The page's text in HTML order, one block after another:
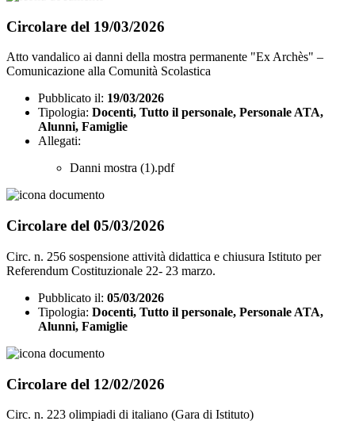
Circolare del 19/03/2026
Atto vandalico ai danni della mostra permanente "Ex Archès" –
Comunicazione alla Comunità Scolastica
Pubblicato il: 19/03/2026
Tipologia: Docenti, Tutto il personale, Personale ATA,
Alunni, Famiglie
Allegati:
Danni mostra (1).pdf
Circolare del 05/03/2026
Circ. n. 256 sospensione attività didattica e chiusura Istituto per
Referendum Costituzionale 22- 23 marzo.
Pubblicato il: 05/03/2026
Tipologia: Docenti, Tutto il personale, Personale ATA,
Alunni, Famiglie
Circolare del 12/02/2026
Circ. n. 223 olimpiadi di italiano (Gara di Istituto)